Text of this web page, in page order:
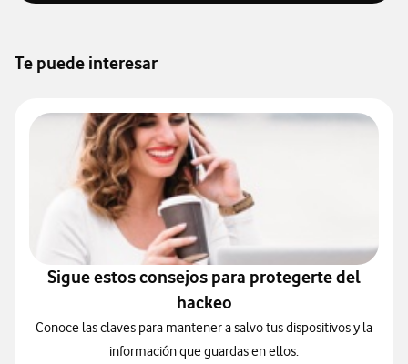
Te puede interesar
Sigue estos consejos para protegerte del
hackeo
Conoce las claves para mantener a salvo tus dispositivos y la
información que guardas en ellos.